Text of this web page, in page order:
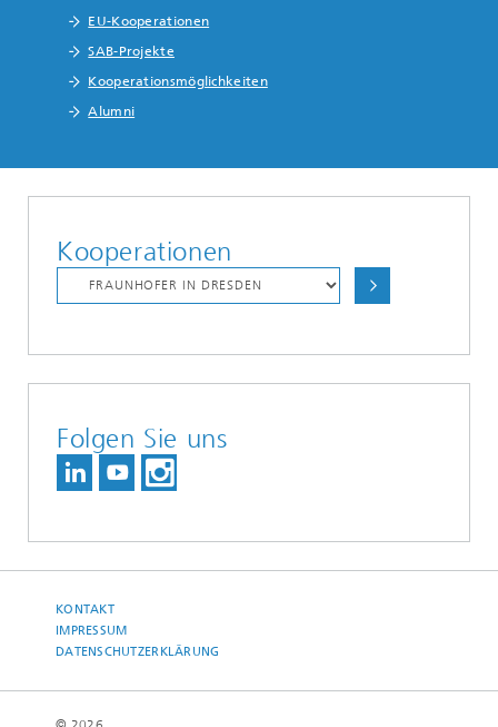
EU-Kooperationen
SAB-Projekte
Kooperationsmöglichkeiten
Alumni
Kooperationen
Folgen Sie uns
KONTAKT
IMPRESSUM
DATENSCHUTZERKLÄRUNG